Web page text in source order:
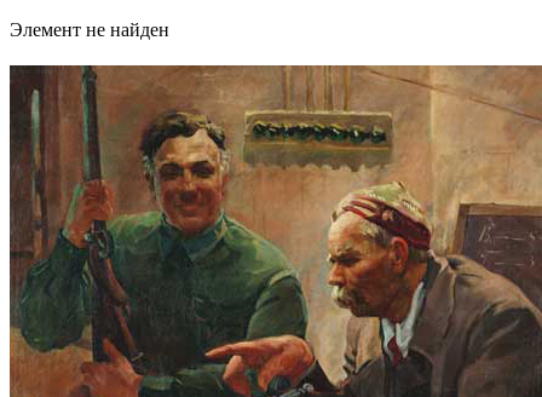
Элемент не найден